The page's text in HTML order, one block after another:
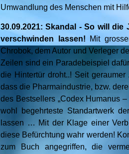
Umwandlung des Menschen mit
30.09.2021: Skandal - So will
verschwinden lassen! Mit
Chrobok, dem Autor und Verleger
Zeilen sind ein Paradebeispiel
die Hintertür droht..! Seit
dass die Pharmaindustrie, bzw.
des Bestsellers „Codex Humanus
wohl begehrteste Standartwerk
lassen … Mit der Klage einer
diese Befürchtung wahr werden!
zum Buch angegriffen, die